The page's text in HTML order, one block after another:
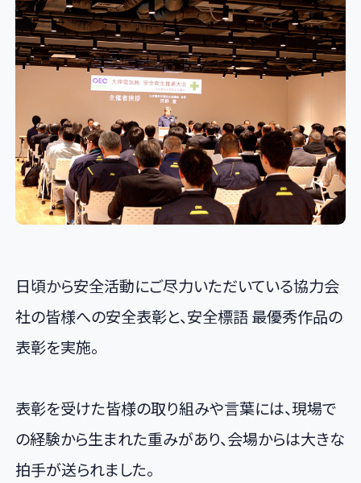
日頃から安全活動にご尽力いただいている協力会
社の皆様への安全表彰と、安全標語 最優秀作品の
表彰を実施。
表彰を受けた皆様の取り組みや言葉には、現場で
の経験から生まれた重みがあり、会場からは大きな
拍手が送られました。